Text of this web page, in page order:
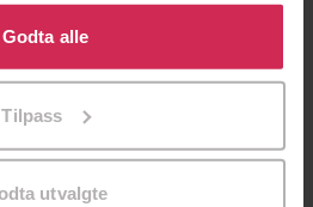
å gi oss ditt samtykke til å
formålene. Du kan også
spesifikke formål ved å klikke
Godta alle
Tilpass
utvalgte
Å vanne blomster om kvelden
EBOK